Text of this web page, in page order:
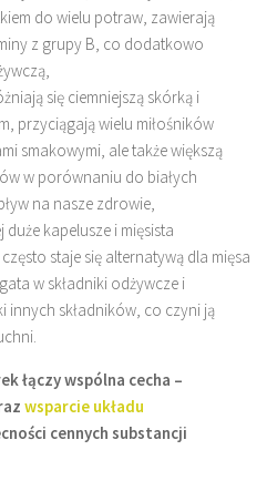
do wielu potraw, zawierają
z grupy B, co dodatkowo
się ciemniejszą skórką i
przyciągają wielu miłośników
smakowymi, ale także większą
w porównaniu do białych
na nasze zdrowie,
duże kapelusze i mięsista
staje się alternatywą dla mięsa
w składniki odżywcze i
innych składników, co czyni ją
łączy wspólna cecha –
wsparcie układu
cennych substancji